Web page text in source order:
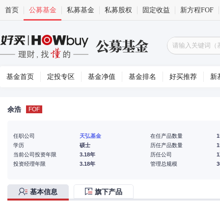
首页 公募基金 私募基金 私募股权 固定收益 新方程FOF
基金首页 定投专区 基金净值 基金排名 好买推荐 新
余浩 FOF
任职公司
天弘基金
学历
硕士
当前公司投资年限
3.18年
投资经理年限
3.18年
在任产品数量
历任产品数量
历任公司
管理总规模
基本信息 旗下产品